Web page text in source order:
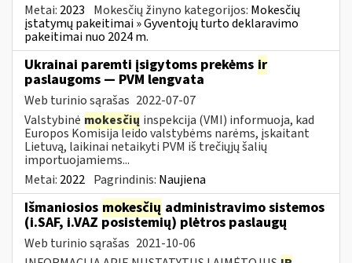
Metai: 2023 Mokesčių žinyno kategorijos: Mokesčių
įstatymų pakeitimai » Gyventojų turto deklaravimo
pakeitimai nuo 2024 m.
Ukrainai paremti įsigytoms prekėms ir
paslaugoms — PVM lengvata
Web turinio sąrašas 2022-07-07
Valstybinė mokesčių inspekcija (VMI) informuoja, kad
Europos Komisija leido valstybėms narėms, įskaitant
Lietuvą, laikinai netaikyti PVM iš trečiųjų šalių
importuojamiems...
Metai: 2022 Pagrindinis: Naujiena
Išmaniosios mokesčių administravimo sistemos
(i.SAF, i.VAZ posistemių) plėtros paslaugų
Web turinio sąrašas 2021-10-06